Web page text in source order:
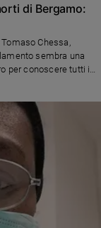
di Bergamo:
Chessa,
sembra una
per conoscere tutti i